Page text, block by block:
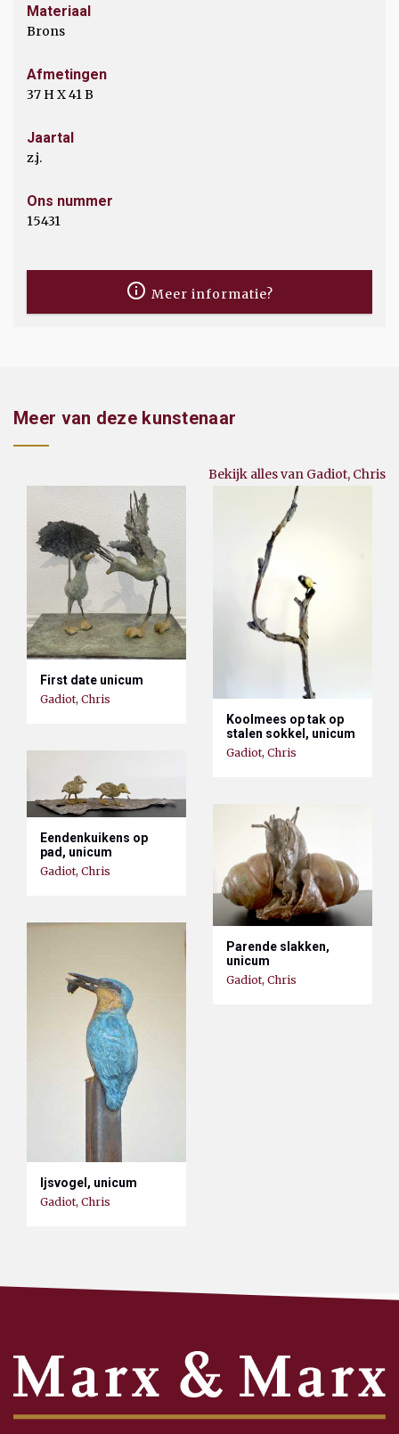
Materiaal
Brons
Afmetingen
37 H X 41 B
Jaartal
z.j.
Ons nummer
15431
Meer informatie?
Meer van deze kunstenaar
Bekijk alles van Gadiot, Chris
First date unicum
Gadiot, Chris
Koolmees op tak op
stalen sokkel, unicum
Gadiot, Chris
Eendenkuikens op
pad, unicum
Gadiot, Chris
Parende slakken,
unicum
Gadiot, Chris
Ijsvogel, unicum
Gadiot, Chris